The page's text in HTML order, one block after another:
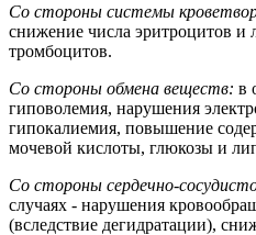
Со стороны системы
снижение числа эритроцитов и
тромбоцитов.
Со стороны обмена веществ: в
гиповолемия, нарушения
гипокалиемия, повышение
мочевой кислоты, глюкозы и
Со стороны сердечно-
случаях - нарушения
(вследствие дегидратации),